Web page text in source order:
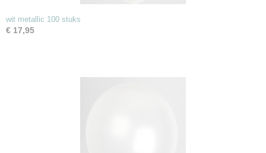
wit metallic 100 stuks
€ 17,95